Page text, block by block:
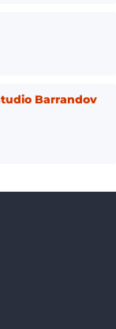
Barrandov